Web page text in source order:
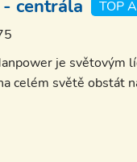
centrála
TOP
je světovým
celém světě obstát